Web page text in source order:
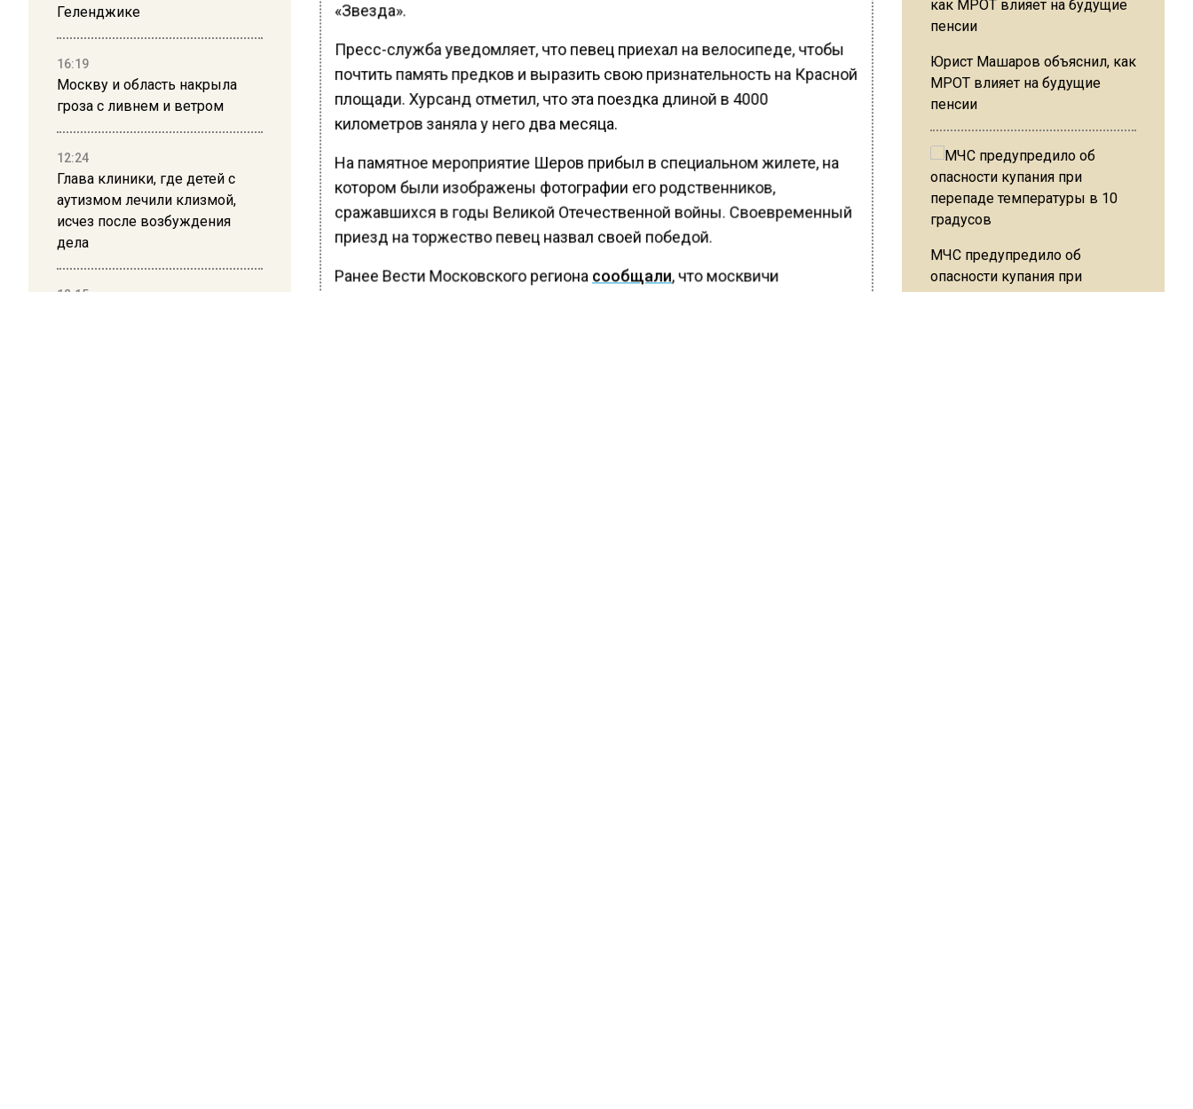
Геленджике
16:19
Москву и область накрыла
гроза с ливнем и ветром
12:24
Глава клиники, где детей с
аутизмом лечили клизмой,
исчез после возбуждения
дела
12:15
«Звезда».
Пресс-служба уведомляет, что певец приехал на велосипеде, чтобы
почтить память предков и выразить свою признательность на Красной
площади. Хурсанд отметил, что эта поездка длиной в 4000
километров заняла у него два месяца.
На памятное мероприятие Шеров прибыл в специальном жилете, на
котором были изображены фотографии его родственников,
сражавшихся в годы Великой Отечественной войны. Своевременный
приезд на торжество певец назвал своей победой.
Ранее Вести Московского региона сообщали, что москвичи
Юрист Машаров объяснил, как
МРОТ влияет на будущие
пенсии
МЧС предупредило об
опасности купания при
перепаде температуры в 10